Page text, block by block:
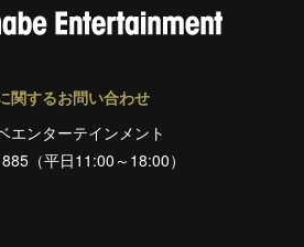
関するお問い合わせ
エンターテインメント
（平日11:00～18:00）